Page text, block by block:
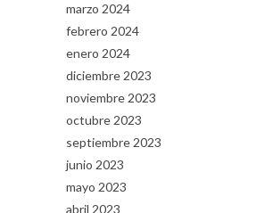
marzo 2024
febrero 2024
enero 2024
diciembre 2023
noviembre 2023
octubre 2023
septiembre 2023
junio 2023
mayo 2023
abril 2023